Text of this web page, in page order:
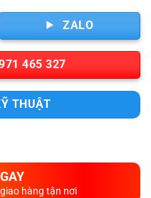
ZALO
465 327
THUẬT
hàng tận nơi